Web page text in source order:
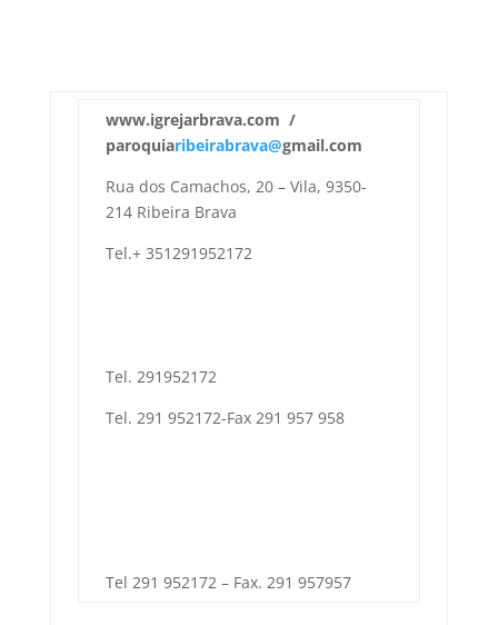
www.igrejarbrava.com /
paroquiaribeirabrava@gmail.com
Rua dos Camachos, 20 – Vila, 9350-
214 Ribeira Brava
Tel.+ 351291952172
Tel. 291952172
Tel. 291 952172-Fax 291 957 958
Tel 291 952172 – Fax. 291 957957